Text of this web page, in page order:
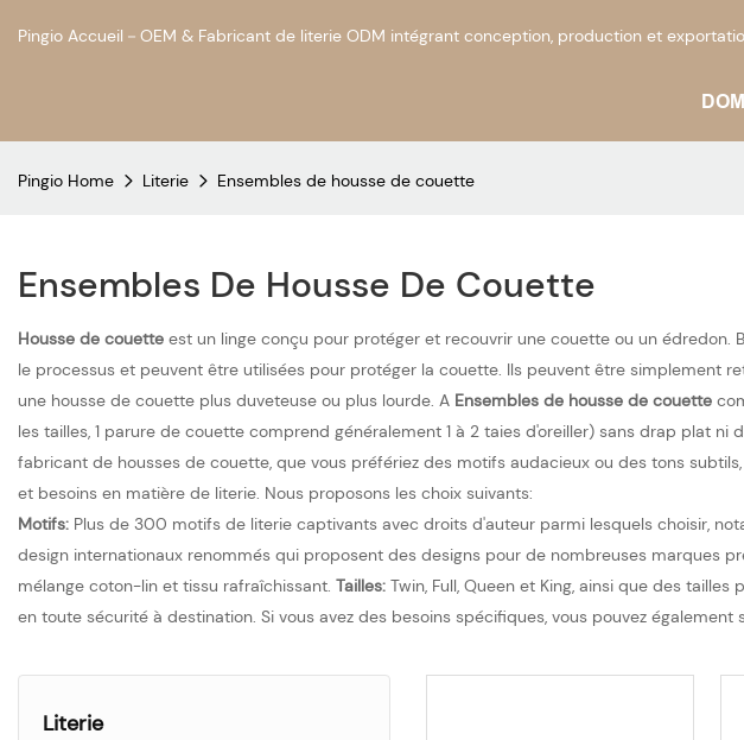
Pingio Accueil－OEM & Fabricant de literie ODM intégrant conception, production et
Pingio Home Literie Ensembles de housse de couette
Ensembles De Housse De Couette
Housse de couette est un linge conçu pour protéger et recouvrir une couette ou un
le processus et peuvent être utilisées pour protéger la couette. Ils peuvent être simplement
une housse de couette plus duveteuse ou plus lourde. A Ensembles de housse de couette
les tailles, 1 parure de couette comprend généralement 1 à 2 taies d'oreiller) sans drap plat
fabricant de housses de couette, que vous préfériez des motifs audacieux ou des tons
et besoins en matière de literie. Nous proposons les choix suivants:
Motifs: Plus de 300 motifs de literie captivants avec droits d'auteur parmi lesquels choisir,
design internationaux renommés qui proposent des designs pour de nombreuses marques
mélange coton-lin et tissu rafraîchissant. Tailles: Twin, Full, Queen et King, ainsi que des tailles
en toute sécurité à destination. Si vous avez des besoins spécifiques, vous pouvez
Literie